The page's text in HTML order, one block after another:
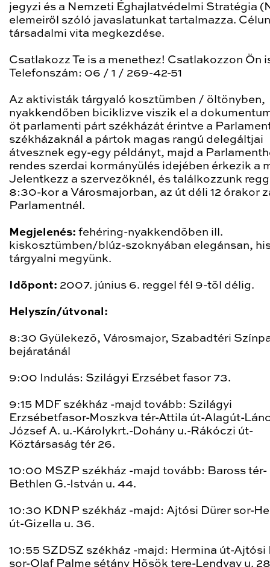
jegyzi és a Nemzeti Éghajlatvédelmi Stratégia
elemeiről szóló javaslatunkat tartalmazza.
társadalmi vita megkezdése.
Csatlakozz Te is a menethez! Csatlakozzon Ön
Telefonszám: 06 / 1 / 269-42-51
Az aktivisták tárgyaló kosztümben / öltönyben,
nyakkendőben biciklizve viszik el a
öt parlamenti párt székházát érintve a
székházaknál a pártok magas rangú delegáltjai
átvesznek egy-egy példányt, majd a
rendes szerdai kormányülés idejében érkezik a
Jelentkezz a szervezőknél, és találkozzunk
8:30-kor a Városmajorban, az út déli 12 órakor
Parlamentnél.
Megjelenés: fehéring-nyakkendõben ill.
kiskosztümben/blúz-szoknyában elegánsan,
tárgyalni megyünk.
Idõpont: 2007. június 6. reggel fél 9-tõl délig.
Helyszín/útvonal:
8:30 Gyülekezõ, Városmajor, Szabadtéri
bejáratánál
9:00 Indulás: Szilágyi Erzsébet fasor 73.
9:15 MDF székház -majd tovább: Szilágyi
Erzsébetfasor-Moszkva tér-Attila út-Alagút-
József A. u.-Károlykrt.-Dohány u.-Rákóczi út-
Köztársaság tér 26.
10:00 MSZP székház -majd tovább: Baross tér-
Bethlen G.-István u. 44.
10:30 KDNP székház -majd: Ajtósi Dürer sor-
út-Gizella u. 36.
10:55 SZDSZ székház -majd: Hermina út-Ajtósi
sor-Olaf Palme sétány Hõsök tere-Lendvay u.